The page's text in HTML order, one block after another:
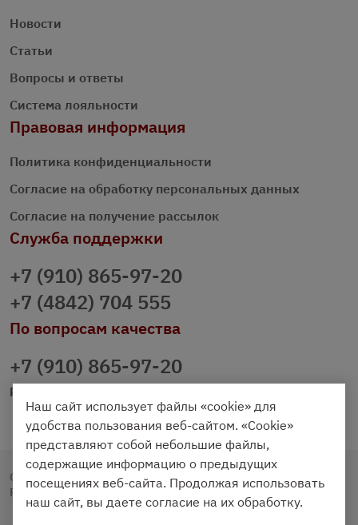
Новости
Статьи
Вопросы и ответы
Система лояльности
Правовая информация
Политика конфиденциальности
Согласие на обработку персональных данных
Согласие на получение рассылок
Служба поддержки
+7 (910) 865-97-20
+7 (4842) 704 555
По вопросам качества
+7 (910) 865-97-20
prazdnichniy40@palmi.ru
Copyright © 2020 - 2026. Праздничный Стол.
Разработка и продвижение - Vegas Studio
Наш сайт использует файлы «cookie» для
удобства пользования веб-сайтом. «Cookie»
представляют собой небольшие файлы,
содержащие информацию о предыдущих
посещениях веб-сайта. Продолжая использовать
наш сайт, вы даете согласие на их обработку.